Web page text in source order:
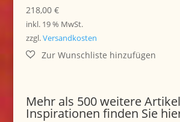
218,00 €
inkl. 19 % MwSt.
zzgl.Versandkosten
Mehr als 500 weitere
Inspirationen finden Sie